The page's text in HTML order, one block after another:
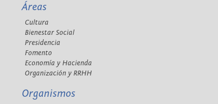
Áreas
Cultura
Bienestar Social
Presidencia
Fomento
Economía y Hacienda
Organización y RRHH
Organismos